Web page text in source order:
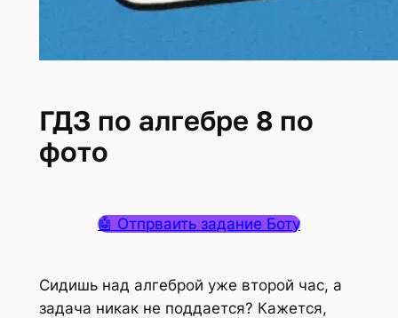
ГДЗ по алгебре 8 по
фото
🤖 Отпрваить задание Боту
Сидишь над алгеброй уже второй час, а
задача никак не поддается? Кажется,